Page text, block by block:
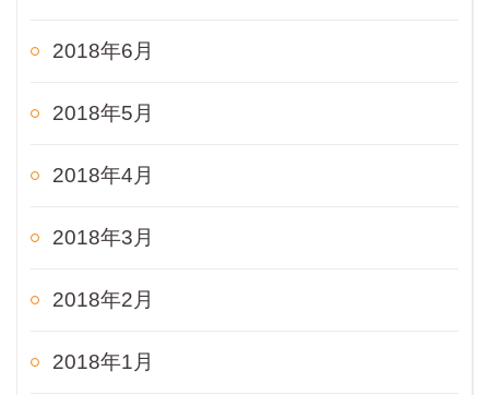
2018年6月
2018年5月
2018年4月
2018年3月
2018年2月
2018年1月